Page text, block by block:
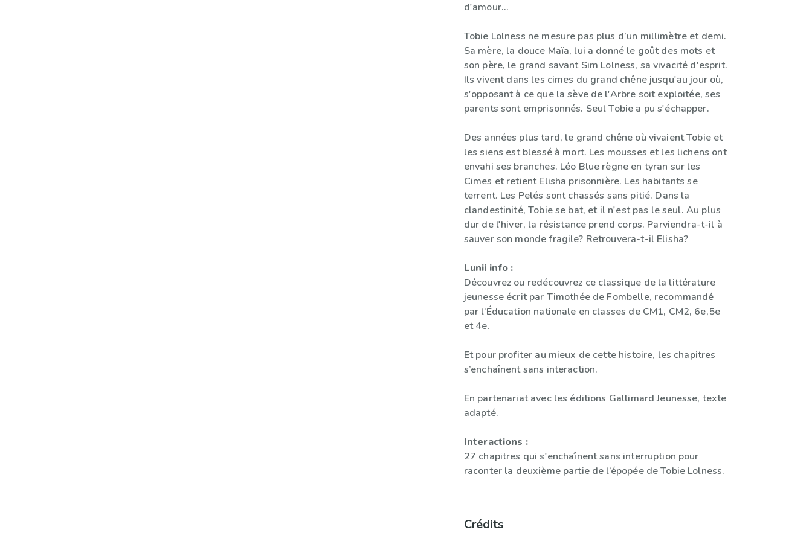
d'amour…
Tobie Lolness ne mesure pas plus d’un millimètre et demi.
Sa mère, la douce Maïa, lui a donné le goût des mots et
son père, le grand savant Sim Lolness, sa vivacité d'esprit.
Ils vivent dans les cimes du grand chêne jusqu'au jour où,
s'opposant à ce que la sève de l'Arbre soit exploitée, ses
parents sont emprisonnés. Seul Tobie a pu s'échapper.
Des années plus tard, le grand chêne où vivaient Tobie et
les siens est blessé à mort. Les mousses et les lichens ont
envahi ses branches. Léo Blue règne en tyran sur les
Cimes et retient Elisha prisonnière. Les habitants se
terrent. Les Pelés sont chassés sans pitié. Dans la
clandestinité, Tobie se bat, et il n'est pas le seul. Au plus
dur de l'hiver, la résistance prend corps. Parviendra-t-il à
sauver son monde fragile? Retrouvera-t-il Elisha?
Lunii info :
Découvrez ou redécouvrez ce classique de la littérature
jeunesse écrit par Timothée de Fombelle, recommandé
par l’Éducation nationale en classes de CM1, CM2, 6e,5e
et 4e.
Et pour profiter au mieux de cette histoire, les chapitres
s’enchaînent sans interaction.
En partenariat avec les éditions Gallimard Jeunesse, texte
adapté.
Interactions :
27 chapitres qui s'enchaînent sans interruption pour
raconter la deuxième partie de l’épopée de Tobie Lolness.
Crédits